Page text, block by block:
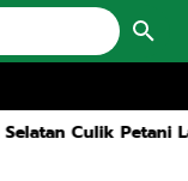
Ladah Di Loeha